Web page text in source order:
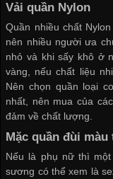
Vải quần Nylon
Quần nhiều chất
nên nhiều người ưa
nhỏ và khi sấy khô ở
vàng, nếu chất liệu
Nên chọn quần loại
nhất, nên mua của
đảm về chất lượng.
Mặc quần đùi
Nếu là phụ nữ thì
sương có thể xem là